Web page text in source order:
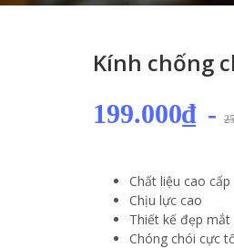
Kính chống
199.000₫ -
Chất liệu cao cấp
Chịu lực cao
Thiết kế đẹp mắt
Chóng chói cực